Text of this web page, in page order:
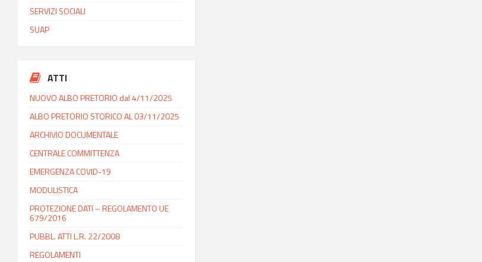
SERVIZI SOCIALI
SUAP
ATTI
NUOVO ALBO PRETORIO dal 4/11/2025
ALBO PRETORIO STORICO AL 03/11/2025
ARCHIVIO DOCUMENTALE
CENTRALE COMMITTENZA
EMERGENZA COVID-19
MODULISTICA
PROTEZIONE DATI – REGOLAMENTO UE
679/2016
PUBBL. ATTI L.R. 22/2008
REGOLAMENTI